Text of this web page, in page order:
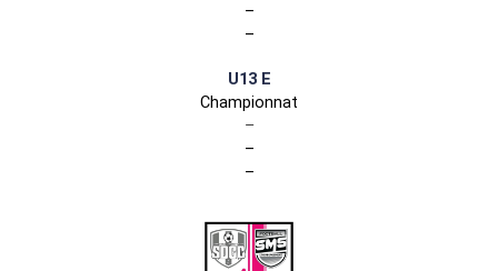
–
–
U13 E
Championnat
–
–
–